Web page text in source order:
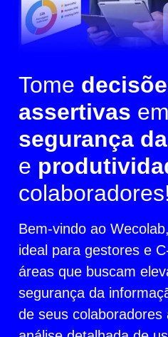
Tome
assertivas
segurança
e
colaboradores!
Bem-vindo ao
ideal para gestores e
áreas que buscam
segurança da
de seus